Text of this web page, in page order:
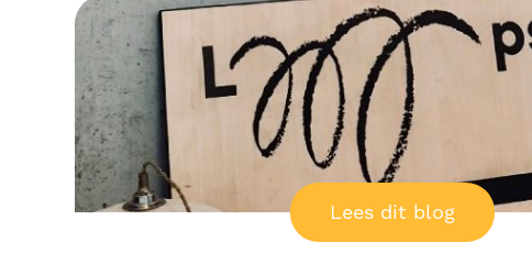
Lees dit blog